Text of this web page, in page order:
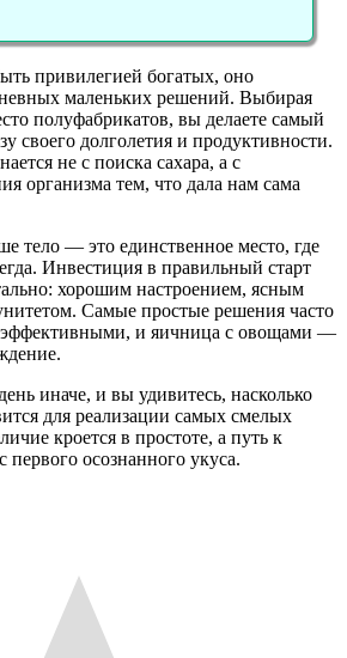
привилегией богатых, оно
маленьких решений. Выбирая
полуфабрикатов, вы делаете самый
своего долголетия и продуктивности.
не с поиска сахара, а с
организма тем, что дала нам сама
тело — это единственное место, где
Инвестиция в правильный старт
хорошим настроением, ясным
Самые простые решения часто
и яичница с овощами —
иначе, и вы удивитесь, насколько
для реализации самых смелых
кроется в простоте, а путь к
первого осознанного укуса.